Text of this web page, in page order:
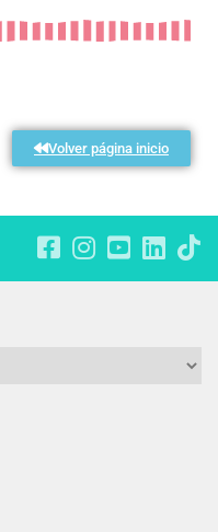
Volver página inicio